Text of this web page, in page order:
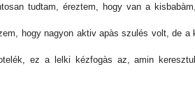
tudtam, éreztem, hogy van a
hogy nagyon aktiv apàs szulés volt, de a
ez a lelki kézfogàs az, amin